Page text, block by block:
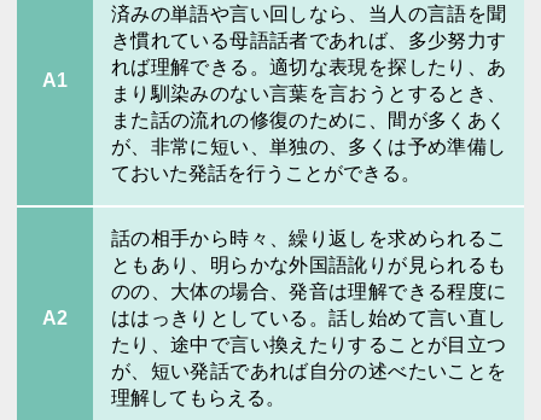
A1
済みの単語や言い回しなら、当人の言語を聞
き慣れている母語話者であれば、多少努力す
れば理解できる。適切な表現を探したり、あ
まり馴染みのない言葉を言おうとするとき、
また話の流れの修復のために、間が多くあく
が、非常に短い、単独の、多くは予め準備し
ておいた発話を行うことができる。
A2
話の相手から時々、繰り返しを求められるこ
ともあり、明らかな外国語訛りが見られるも
のの、大体の場合、発音は理解できる程度に
ははっきりとしている。話し始めて言い直し
たり、途中で言い換えたりすることが目立つ
が、短い発話であれば自分の述べたいことを
理解してもらえる。